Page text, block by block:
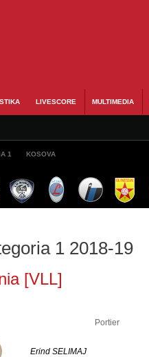
LIVESCORE MULTIMEDIA
1 KOSOVA
1 2018-19
[VLL]
Portier
Erind SELIMAJ